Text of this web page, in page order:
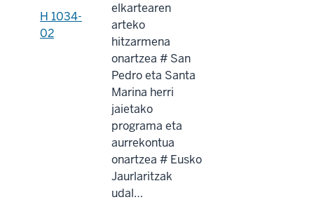
H 1034-
02
elkartearen
arteko
hitzarmena
onartzea # San
Pedro eta Santa
Marina herri
jaietako
programa eta
aurrekontua
onartzea # Eusko
Jaurlaritzak
udal…